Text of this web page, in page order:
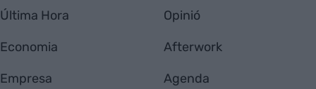
Última Hora
Economia
Empresa
Opinió
Afterwork
Agenda